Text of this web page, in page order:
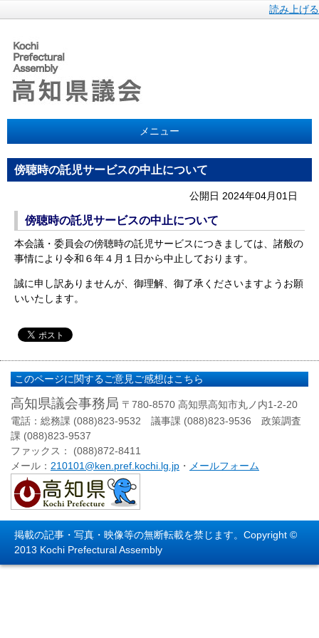
読み上げる
メニュー
傍聴時の託児サービスの中止について
公開日 2024年04月01日
傍聴時の託児サービスの中止について
本会議・委員会の傍聴時の託児サービスにつきましては、諸般の
事情により令和６年４月１日から中止しております。
誠に申し訳ありませんが、御理解、御了承くださいますようお願
いいたします。
このページに関するご意見ご感想はこちら
高知県議会事務局 〒780-8570 高知県高知市丸ノ内1-2-20
電話：総務課 (088)823-9532 議事課 (088)823-9536 政策調査
課 (088)823-9537
ファックス： (088)872-8411
メール： 210101@ken.pref.kochi.lg.jp ・ メールフォーム
掲載の記事・写真・映像等の無断転載を禁じます。Copyright ©
2013 Kochi Prefectural Assembly